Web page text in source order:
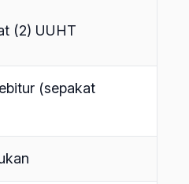
(2) UUHT
(sepakat